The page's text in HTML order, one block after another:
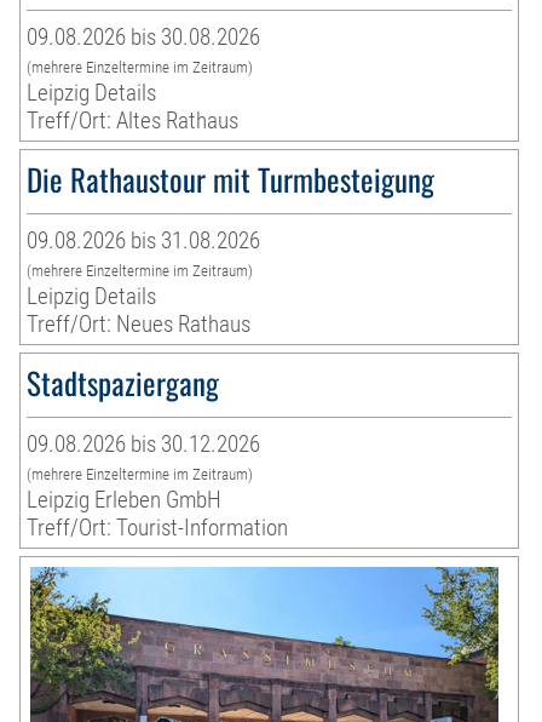
09.08.2026 bis 30.08.2026
(mehrere Einzeltermine im Zeitraum)
Leipzig Details
Treff/Ort: Altes Rathaus
Die Rathaustour mit Turmbesteigung
09.08.2026 bis 31.08.2026
(mehrere Einzeltermine im Zeitraum)
Leipzig Details
Treff/Ort: Neues Rathaus
Stadtspaziergang
09.08.2026 bis 30.12.2026
(mehrere Einzeltermine im Zeitraum)
Leipzig Erleben GmbH
Treff/Ort: Tourist-Information